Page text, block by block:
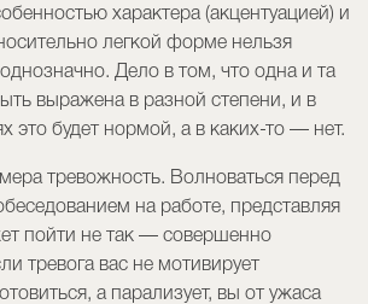
характера (акцентуацией) и
легкой форме нельзя
Дело в том, что одна и та
выражена в разной степени, и в
это будет нормой, а в каких-то — нет.
тревожность. Волноваться перед
на работе, представляя
пойти не так — совершенно
тревога вас не мотивирует
а парализует, вы от ужаса